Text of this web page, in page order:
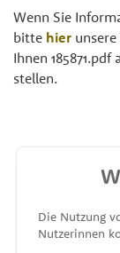
Wenn Sie
bitte hier
Ihnen
stellen.
Die Nutzung
Nutzerinnen